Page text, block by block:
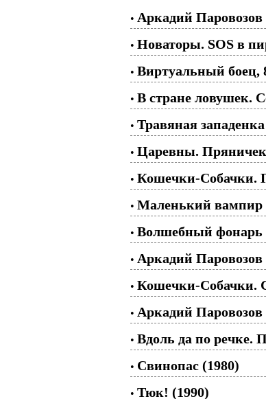
• Аркадий
• Новаторы. SOS в
• Виртуальный боец,
• В стране ловушек.
• Травяная
• Царевны. Пряничек
• Кошечки-Собачки.
• Маленький вампир
• Волшебный фонарь
• Аркадий
• Кошечки-Собачки.
• Аркадий
• Вдоль да по речке.
• Свинопас (1980)
• Тюк! (1990)